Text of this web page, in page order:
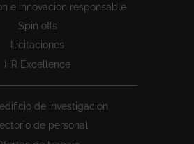
e innovacion responsable
Spin offs
Licitaciones
HR Excellence
de investigación
de personal